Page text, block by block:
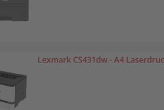
Lexmark CS431dw - A4